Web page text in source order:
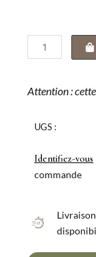
quantité
de
24
VINTAGE
Attention :
UGS :
Identifiez-vous
commande